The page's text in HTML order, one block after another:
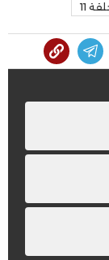
11